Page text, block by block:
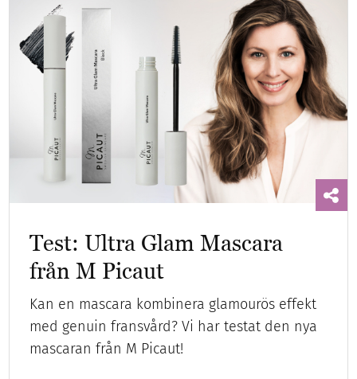
Test: Ultra Glam Mascara
från M Picaut
Kan en mascara kombinera glamourös effekt
med genuin fransvård? Vi har testat den nya
mascaran från M Picaut!